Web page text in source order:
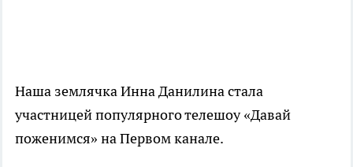
Наша землячка Инна Данилина стала
участницей популярного телешоу «Давай
поженимся» на Первом канале.